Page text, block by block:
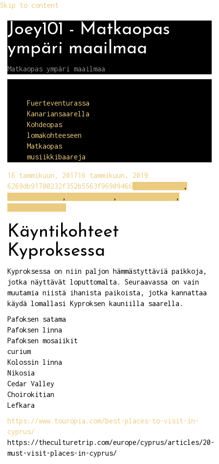
Skip to content
Joey101 - Matkaopas
ympäri maailmaa
Matkaopas ympäri maailmaa
Fuerteventurassa
Kanariansaarella
Kohdeopas
lomakohteeseen
Matkaopas
musiikkibaareja
16 tammikuun, 201716 tammikuun, 2019
6269db91700232f352b5563f96909466
,
, ,
,
Käyntikohteet
Kyproksessa
Kyproksessa on niin paljon hämmästyttäviä paikkoja,
jotka näyttävät loputtomalta. Seuraavassa on vain
muutamia niistä ihanista paikoista, jotka kannattaa
käydä lomallasi Kyproksen kauniilla saarella.
Pafoksen satama
Pafoksen linna
Pafoksen mosaiikit
curium
Kolossin linna
Nikosia
Cedar Valley
Choirokitian
Lefkara
https://www.touropia.com/best-places-to-visit-in-
cyprus/
https://theculturetrip.com/europe/cyprus/articles/20-
must-visit-places-in-cyprus/